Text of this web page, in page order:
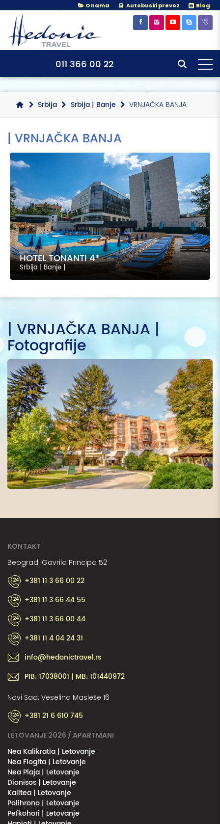
O nama Autobuski prevoz Blog
011 366 00 22
Srbija Srbija | Banje VRNJAČKA BANJA
| VRNJAČKA BANJA
HOTEL TONANTI 4*
Srbija | Banje|
| VRNJAČKA BANJA |
Fotografije
KONTAKT
Beograd: Gavrila Principa 52
+381 11 3 66 00 22
+381 11 3 66 44 55
+381 11 3 66 00 44
+381 11 4 04 24 31
info@hedonictravel.rs
PIB: 17038001 | MB: 101440972
Novi Sad: Veselina Masleše 16
+381 21 6 610 745
LETOVANJE 2026 / APARTMANI
Nea Kalikratia | Letovanje
Nea Flogita | Letovanje
Nea Plaja | Letovanje
Dionisos | Letovanje
Kalitea | Letovanje
Polihrono | Letovanje
Pefkohori | Letovanje
×
×